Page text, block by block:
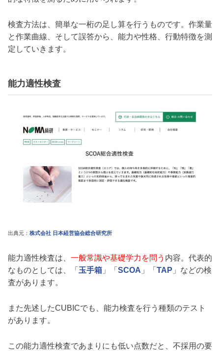
検査方法は、簡単な一桁の足し算を行うものです。作業量
と作業曲線、そして誤答から、能力や性格、行動特徴を測
定していきます。
能力適性検査
出典元： 株式会社 日本経営協会総合研究所
能力適性検査は、 一般常識や基礎学力を問う 内容。代表的
なものとしては、「 玉手箱 」「 SCOA 」「 TAP 」などの検
査があります。
また先述したCUBICでも、能力検査を行う種類のテスト
があります。
この能力適性検査であまりにも低い点数だと、不採用の要